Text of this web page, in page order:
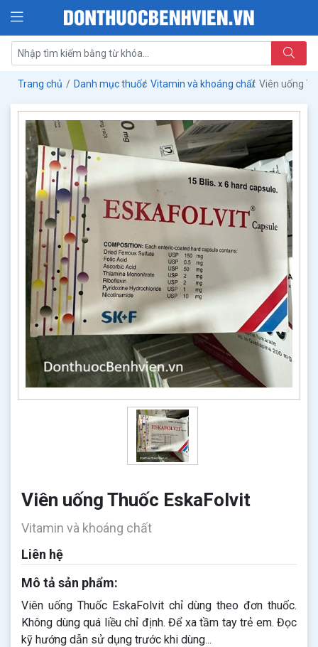
Trang chủ Danh mục thuốc Vitamin và khoáng chất Viên uống
Viên uống Thuốc EskaFolvit
Vitamin và khoáng chất
Liên hệ
Mô tả sản phẩm:
Viên uống Thuốc EskaFolvit ​​​​chỉ dùng theo đơn thuốc.
Không dùng quá liều chỉ định. Để xa tầm tay trẻ em. Đọc
kỹ hướng dẫn sử dụng trước khi dùng...